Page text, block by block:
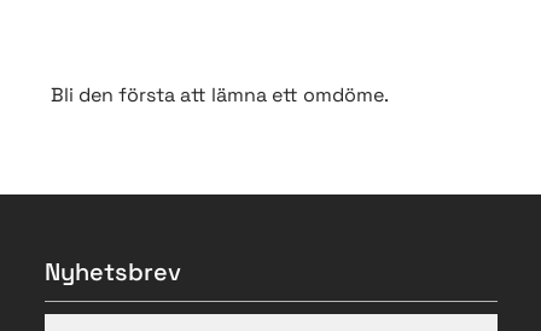
Bli den första att lämna ett omdöme.
Nyhetsbrev